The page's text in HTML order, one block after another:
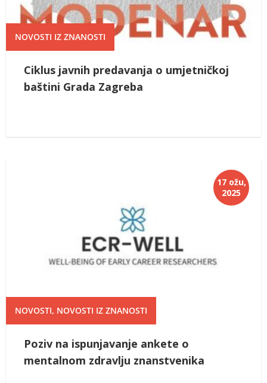
NOVOSTI IZ ZNANOSTI
Ciklus javnih predavanja o umjetničkoj
baštini Grada Zagreba
17 ožu,
2025
NOVOSTI, NOVOSTI IZ ZNANOSTI
Poziv na ispunjavanje ankete o
mentalnom zdravlju znanstvenika